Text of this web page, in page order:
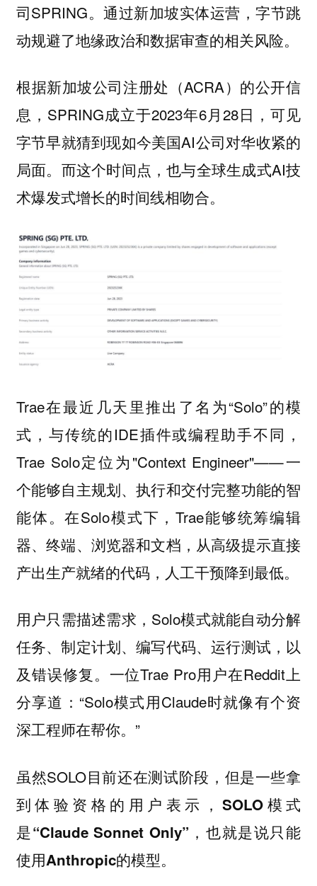
司SPRING。通过新加坡实体运营，字节跳
动规避了地缘政治和数据审查的相关风险。
根据新加坡公司注册处（ACRA）的公开信
息，SPRING成立于2023年6月28日，可见
字节早就猜到现如今美国AI公司对华收紧的
局面。而这个时间点，也与全球生成式AI技
术爆发式增长的时间线相吻合。
Trae在最近几天里推出了名为“Solo”的模
式，与传统的IDE插件或编程助手不同，
Trae Solo定位为"Context Engineer"——一
个能够自主规划、执行和交付完整功能的智
能体。在Solo模式下，Trae能够统筹编辑
器、终端、浏览器和文档，从高级提示直接
产出生产就绪的代码，人工干预降到最低。
用户只需描述需求，Solo模式就能自动分解
任务、制定计划、编写代码、运行测试，以
及错误修复。一位Trae Pro用户在Reddit上
分享道：“Solo模式用Claude时就像有个资
深工程师在帮你。”
虽然SOLO目前还在测试阶段，但是一些拿
到体验资格的用户表示，SOLO模式
是“Claude Sonnet Only”，也就是说只能
使用Anthropic的模型。